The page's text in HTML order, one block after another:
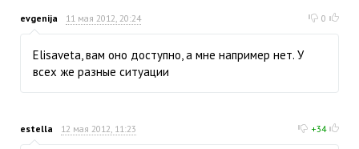
evgenija 11 мая 2012, 20:24 0
Elisaveta, вам оно доступно, а мне например нет. У
всех же разные ситуации
estella 12 мая 2012, 11:23 +34